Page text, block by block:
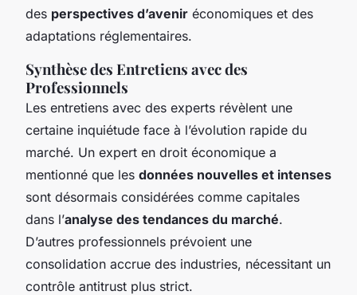
des perspectives d’avenir économiques et des
adaptations réglementaires.
Synthèse des Entretiens avec des
Professionnels
Les entretiens avec des experts révèlent une
certaine inquiétude face à l’évolution rapide du
marché. Un expert en droit économique a
mentionné que les données nouvelles et intenses
sont désormais considérées comme capitales
dans l’analyse des tendances du marché.
D’autres professionnels prévoient une
consolidation accrue des industries, nécessitant un
contrôle antitrust plus strict.